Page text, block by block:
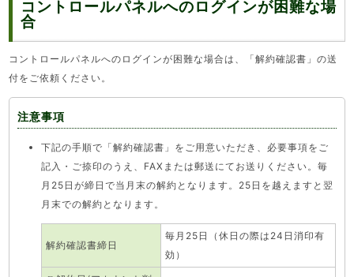
コントロールパネルへのログインが困難な場
合
コントロールパネルへのログインが困難な場合は、「解約確認書」の送
付をご依頼ください。
注意事項
下記の手順で「解約確認書」をご用意いただき、必要事項をご
記入・ご捺印のうえ、FAXまたは郵送にてお送りください。毎
月25日が締日で当月末の解約となります。25日を越えますと翌
月末での解約となります。
解約確認書締日
毎月25日（休日の際は24日消印有
効）